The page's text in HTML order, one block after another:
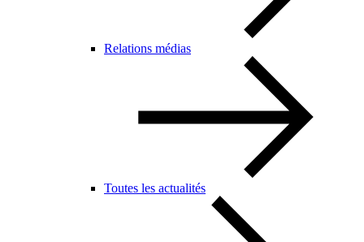
Relations médias
Toutes les actualités